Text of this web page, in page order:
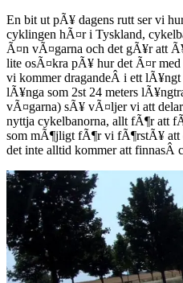
En bit ut pÃ¥ dagens rutt ser vi
cyklingen hÃ¤r i Tyskland,
Ã¤n vÃ¤garna och det gÃ¥r att
lite osÃ¤kra pÃ¥ hur det Ã¤r
vi kommer dragandeÂ i ett
lÃ¥nga som 2st 24 meters
vÃ¤garna) sÃ¥ vÃ¤ljer vi att
nyttja cykelbanorna, allt fÃ¶r att
som mÃ¶jligt fÃ¶r vi fÃ¶rstÃ¥ att
det inte alltid kommer att finnasÂ